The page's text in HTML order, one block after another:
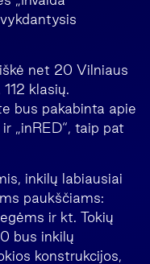
net 20 Vilniaus
klasių.
bus pakabinta apie
„inRED“, taip pat
inkilų labiausiai
paukščiams:
ir kt. Tokių
bus inkilų
konstrukcijos,